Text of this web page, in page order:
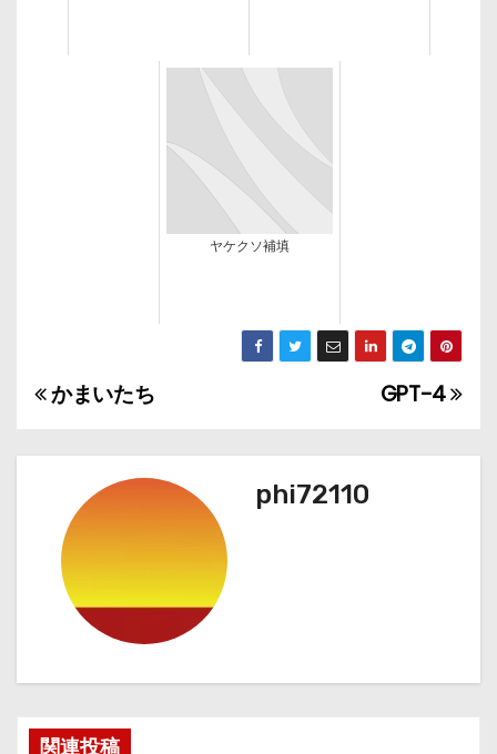
ヤケクソ補填
投
稿
ビ
ゲ
シ
ョ
GPT-4
かまいたち
phi72110
関連投稿